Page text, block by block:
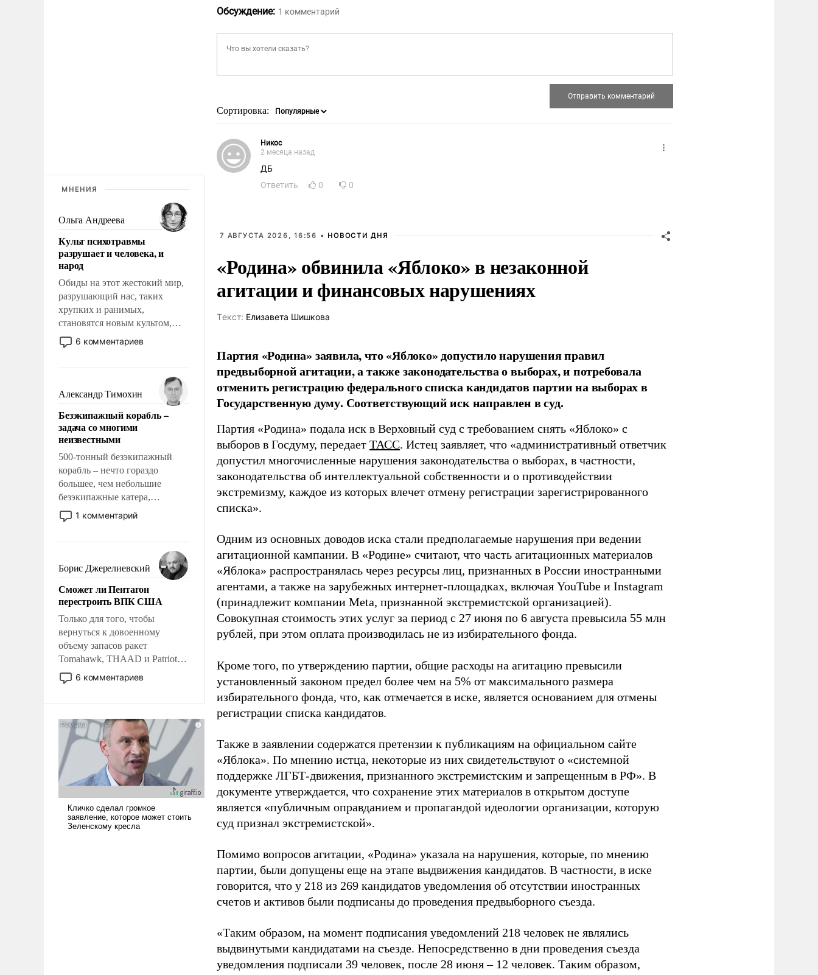
МНЕНИЯ
Ольга Андреева
Культ психотравмы
разрушает и человека, и
народ
Обиды на этот жестокий мир,
разрушающий нас, таких
хрупких и ранимых,
становятся новым культом,
постепенно вытесняя и
отменяя традиционное
мужественным и твердым под
ударами судьбы, брать на себя
ответственность, помогать
слабым, идти вперед и
адаптироваться.
6 комментариев
Александр Тимохин
Безэкипажный корабль –
задача со многими
неизвестными
500-тонный безэкипажный
корабль – нечто гораздо
большее, чем небольшие
безэкипажные катера,
применение которых уже
стало обыденностью. Задача по
сложна и амбициозна. Однако
и ее реализация радикально
поднимет наши боевые
возможности.
1 комментарий
Борис Джерелиевский
Сможет ли Пентагон
перестроить ВПК США
Только для того, чтобы
вернуться к довоенному
объему запасов ракет
Tomahawk, THAAD и Patriot
США потребуется более трех
лет. Даже небольшая война с
Сложившаяся ситуация
означает многолетний период
уязвимости США, например,
перед Китаем.
6 комментариев
Обсуждение: 1 комментарий
Сортировка:
Никос
2 месяца назад
ДБ
Ответить
0 0
7 АВГУСТА 2026, 16:56 • НОВОСТИ ДНЯ
«Родина» обвинила «Яблоко» в незаконной
агитации и финансовых нарушениях
Tекст: Елизавета Шишкова
Партия «Родина» заявила, что «Яблоко» допустило нарушения правил
предвыборной агитации, а также законодательства о выборах, и потребовала
отменить регистрацию федерального списка кандидатов партии на выборах в
Государственную думу. Соответствующий иск направлен в суд.
Партия «Родина» подала иск в Верховный суд с требованием снять «Яблоко» с
выборов в Госдуму, передает ТАСС. Истец заявляет, что «административный ответчик
допустил многочисленные нарушения законодательства о выборах, в частности,
законодательства об интеллектуальной собственности и о противодействии
экстремизму, каждое из которых влечет отмену регистрации зарегистрированного
списка».
Одним из основных доводов иска стали предполагаемые нарушения при ведении
агитационной кампании. В «Родине» считают, что часть агитационных материалов
«Яблока» распространялась через ресурсы лиц, признанных в России иностранными
агентами, а также на зарубежных интернет-площадках, включая YouTube и Instagram
(принадлежит компании Meta, признанной экстремистской организацией).
Совокупная стоимость этих услуг за период с 27 июня по 6 августа превысила 55 млн
рублей, при этом оплата производилась не из избирательного фонда.
Кроме того, по утверждению партии, общие расходы на агитацию превысили
установленный законом предел более чем на 5% от максимального размера
избирательного фонда, что, как отмечается в иске, является основанием для отмены
регистрации списка кандидатов.
Также в заявлении содержатся претензии к публикациям на официальном сайте
«Яблока». По мнению истца, некоторые из них свидетельствуют о «системной
поддержке ЛГБТ-движения, признанного экстремистским и запрещенным в РФ». В
документе утверждается, что сохранение этих материалов в открытом доступе
является «публичным оправданием и пропагандой идеологии организации, которую
суд признал экстремистской».
Помимо вопросов агитации, «Родина» указала на нарушения, которые, по мнению
партии, были допущены еще на этапе выдвижения кандидатов. В частности, в иске
говорится, что у 218 из 269 кандидатов уведомления об отсутствии иностранных
счетов и активов были подписаны до проведения предвыборного съезда.
«Таким образом, на момент подписания уведомлений 218 человек не являлись
выдвинутыми кандидатами на съезде. Непосредственно в дни проведения съезда
уведомления подписали 39 человек, после 28 июня – 12 человек. Таким образом,